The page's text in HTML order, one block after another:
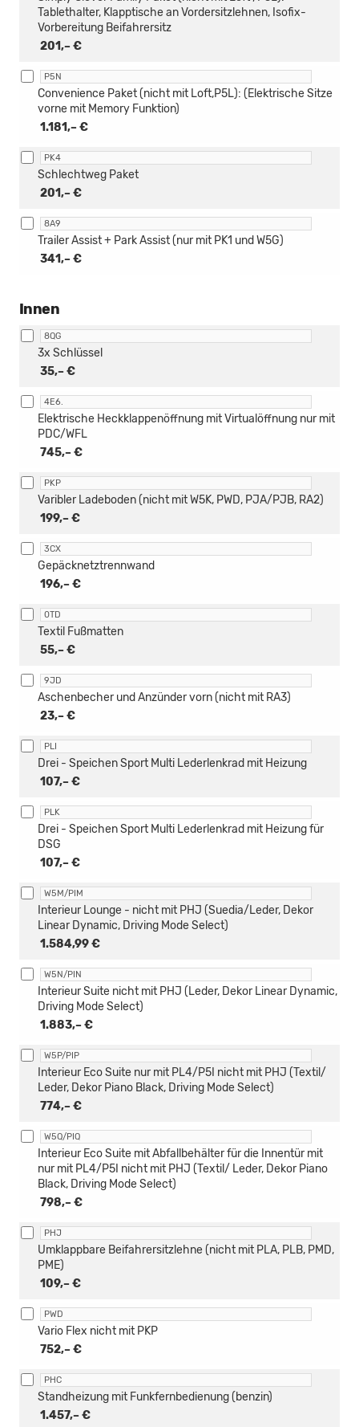
201,– €
Tablethalter, Klapptische an Vordersitzlehnen, Isofix-
Vorbereitung Beifahrersitz
P5N
1.181,– €
Convenience Paket (nicht mit Loft,P5L): (Elektrische Sitze
vorne mit Memory Funktion)
PK4
201,– €
Schlechtweg Paket
8A9
341,– €
Trailer Assist + Park Assist (nur mit PK1 und W5G)
Innen
8QG
35,– €
3x Schlüssel
4E6.
745,– €
Elektrische Heckklappenöffnung mit Virtualöffnung nur mit
PDC/WFL
PKP
199,– €
Varibler Ladeboden (nicht mit W5K, PWD, PJA/PJB, RA2)
3CX
196,– €
Gepäcknetztrennwand
0TD
55,– €
Textil Fußmatten
9JD
23,– €
Aschenbecher und Anzünder vorn (nicht mit RA3)
PLI
107,– €
Drei - Speichen Sport Multi Lederlenkrad mit Heizung
PLK
107,– €
Drei - Speichen Sport Multi Lederlenkrad mit Heizung für
DSG
W5M/PIM
1.584,99 €
Interieur Lounge - nicht mit PHJ (Suedia/Leder, Dekor
Linear Dynamic, Driving Mode Select)
W5N/PIN
1.883,– €
Interieur Suite nicht mit PHJ (Leder, Dekor Linear Dynamic,
Driving Mode Select)
W5P/PIP
774,– €
Interieur Eco Suite nur mit PL4/P5I nicht mit PHJ (Textil/
Leder, Dekor Piano Black, Driving Mode Select)
W5Q/PIQ
798,– €
Interieur Eco Suite mit Abfallbehälter für die Innentür mit
nur mit PL4/P5I nicht mit PHJ (Textil/ Leder, Dekor Piano
Black, Driving Mode Select)
PHJ
109,– €
Umklappbare Beifahrersitzlehne (nicht mit PLA, PLB, PMD,
PME)
PWD
752,– €
Vario Flex nicht mit PKP
PHC
1.457,– €
Standheizung mit Funkfernbedienung (benzin)